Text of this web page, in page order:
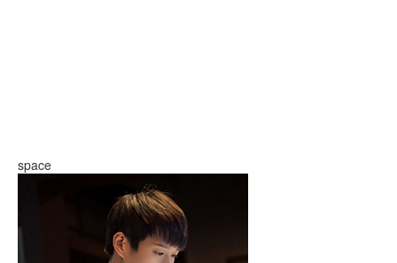
space